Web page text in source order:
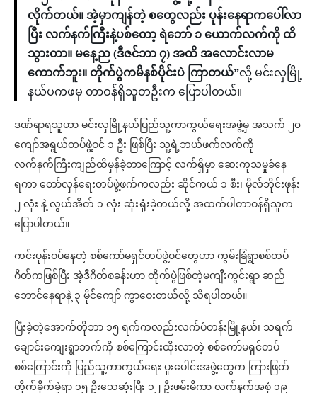
လိုက်တယ်။ အဲ့မှာကျန်တဲ့ စတွေလည်း ပုန်းနေရာကပေါ်လာ
ပြီး လက်နက်ကြီးနဲ့ပစ်တော့ ရဲဘော် ၁ ယောက်လက်ကို ထိ
သွားတာ။ မနေ့ည (ဒီဇင်ဘာ ၇) အထိ အလောင်းလာမ
ကောက်ဘူး။ တိုက်ပွဲကမိနစ်ပိုင်းပဲ ကြာတယ်”လို့ မင်းလှမြို့
နယ်ပကဖမှ တာဝန်ရှိသူတဦးက ပြောပါတယ်။
ဒဏ်ရာရသူဟာ မင်းလှမြို့နယ်ပြည်သူ့ကာကွယ်ရေးအဖွဲ့မှ အသက် ၂၀
ကျော်အရွယ်တပ်ဖွဲ့ဝင် ၁ ဦး ဖြစ်ပြီး သူ့ရဲ့ဘယ်ဖက်လက်ကို
လက်နက်ကြီးကျည်ထိမှန်ခဲ့တာကြောင့် လက်ရှိမှာ ဆေးကုသမှုခံနေ
ရကာ တော်လှန်ရေးတပ်ဖွဲ့ဖက်ကလည်း ဆိုင်ကယ် ၁ စီး၊ မိုလ်ဘိုင်းဖုန်း
၂ လုံး နဲ့ လွယ်အိတ် ၁ လုံး ဆုံးရှုံးခဲ့တယ်လို့ အထက်ပါတာဝန်ရှိသူက
ပြောပါတယ်။
ကင်းပုန်းဝပ်နေတဲ့ စစ်ကော်မရှင်တပ်ဖွဲ့ဝင်တွေဟာ ကွမ်းခြံရွာစစ်တပ်
ဂိတ်ကဖြစ်ပြီး အဲ့ဒီဂိတ်စခန်းဟာ တိုက်ပွဲဖြစ်တဲ့မကျီးကွင်းရွာ ဆည်
ဘောင်နေရာနဲ့ ၃ မိုင်ကျော် ကွာဝေးတယ်လို့ သိရပါတယ်။
ပြီးခဲ့တဲ့အောက်တိုဘာ ၁၅ ရက်ကလည်းလက်ပံတန်းမြို့နယ်၊ သရက်
ချောင်းကျေးရွာဘက်ကို စစ်ကြောင်းထိုးလာတဲ့ စစ်ကော်မရှင်တပ်
စစ်ကြောင်းကို ပြည်သူ့ကာကွယ်ရေး ပူးပေါင်းအဖွဲ့တွေက ကြားဖြတ်
တိုက်ခိုက်ခဲ့ရာ ၁၅ ဦးသေဆုံးပြီး ၁၂ ဦးဖမ်းမိကာ လက်နက်အစုံ ၁၉